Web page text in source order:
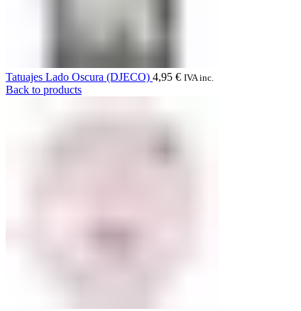
Tatuajes Lado Oscura (DJECO) 4,95 € IVA inc.
Back to products